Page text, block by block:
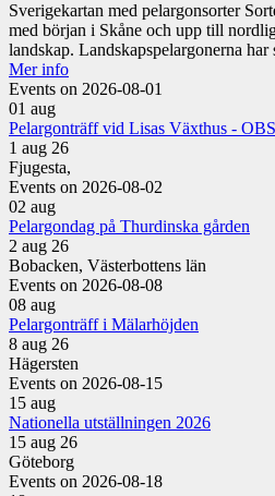
Sverigekartan med pelargonsorter
med början i Skåne och upp till
landskap. Landskapspelargonerna
Mer info
Events on 2026-08-01
01 aug
Pelargonträff vid Lisas Växthus -
1 aug 26
Fjugesta,
Events on 2026-08-02
02 aug
Pelargondag på Thurdinska gården
2 aug 26
Bobacken, Västerbottens län
Events on 2026-08-08
08 aug
Pelargonträff i Mälarhöjden
8 aug 26
Hägersten
Events on 2026-08-15
15 aug
Nationella utställningen 2026
15 aug 26
Göteborg
Events on 2026-08-18